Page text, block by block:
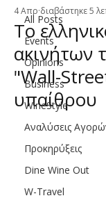
All Posts
Events
Opinions
Business
WineStyle
Αναλύσεις
Προκηρύξεις
Dine Wine Out
W-Travel
Το
ακινήτων
"Wall-
υπαίθρου
4 Απρ διαβάστηκε 5